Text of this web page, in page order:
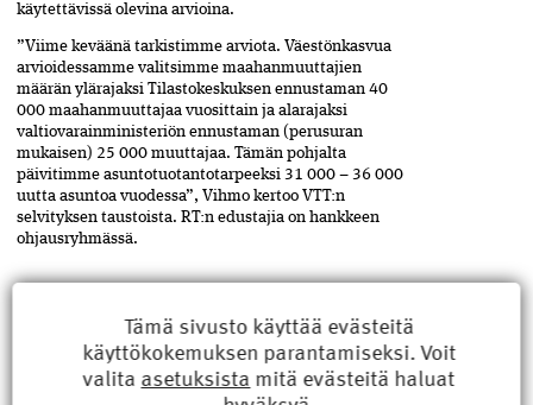
käytettävissä olevina arvioina.
”Viime keväänä tarkistimme arviota. Väestönkasvua
arvioidessamme valitsimme maahanmuuttajien
määrän ylärajaksi Tilastokeskuksen ennustaman 40
000 maahanmuuttajaa vuosittain ja alarajaksi
valtiovarainministeriön ennustaman (perusuran
mukaisen) 25 000 muuttajaa. Tämän pohjalta
päivitimme asuntotuotantotarpeeksi 31 000 – 36 000
uutta asuntoa vuodessa”, Vihmo kertoo VTT:n
selvityksen taustoista. RT:n edustajia on hankkeen
ohjausryhmässä.
asunnoista on jonkinasteista niukkuutta suurissa kaupungeissa tulevina
vuosina. Suoranaiseen asuntopulaan hän ei usko.
MILLAISIA ASUNTOJA JA MINNE?
Tämä sivusto käyttää evästeitä
käyttökokemuksen parantamiseksi. Voit
valita asetuksista mitä evästeitä haluat